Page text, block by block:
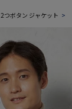
2つボタン ジャケット